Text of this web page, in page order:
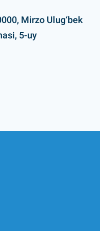
Mirzo Ulug‘bek
5-uy